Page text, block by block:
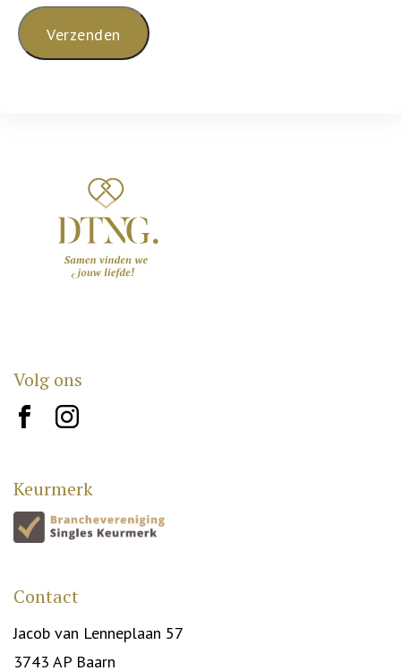
Volg ons
brand10 brand12
Keurmerk
Contact
Jacob van Lenneplaan 57
3743 AP Baarn